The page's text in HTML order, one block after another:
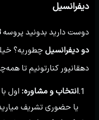
دیفرانسیل
دوست دارید بدونید پروسه
دو دیفرانسیل چطوریه؟
دهقانپور کنارتونیم تا
1. انتخاب و مشاوره: اول
یا حضوری تشریف میارید